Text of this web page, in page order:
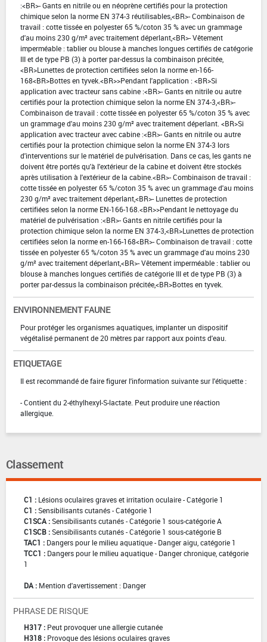
:<BR>- Gants en nitrile ou en néoprène certifiés pour la protection
chimique selon la norme EN 374-3 réutilisables,<BR>- Combinaison de
travail : cotte tissée en polyester 65 %/coton 35 % avec un grammage
d'au moins 230 g/m² avec traitement déperlant,<BR>- Vêtement
imperméable : tablier ou blouse à manches longues certifiés de catégorie
III et de type PB (3) à porter par-dessus la combinaison précitée,
<BR>Lunettes de protection certifiées selon la norme en-166-
168<BR>Bottes en tyvek.<BR>>Pendant l'application : <BR>Si
application avec tracteur sans cabine :<BR>- Gants en nitrile ou autre
certifiés pour la protection chimique selon la norme EN 374-3,<BR>-
Combinaison de travail : cotte tissée en polyester 65 %/coton 35 % avec
un grammage d'au moins 230 g/m² avec traitement déperlant. <BR>Si
application avec tracteur avec cabine :<BR>- Gants en nitrile ou autre
certifiés pour la protection chimique selon la norme EN 374-3 lors
d'interventions sur le matériel de pulvérisation. Dans ce cas, les gants ne
doivent être portés qu'à l'extérieur de la cabine et doivent être stockés
après utilisation à l'extérieur de la cabine.<BR>- Combinaison de travail :
cotte tissée en polyester 65 %/coton 35 % avec un grammage d'au moins
230 g/m² avec traitement déperlant,<BR>- Lunettes de protection
certifiées selon la norme EN-166-168.<BR>>Pendant le nettoyage du
matériel de pulvérisation :<BR>- Gants en nitrile certifiés pour la
protection chimique selon la norme EN 374-3,<BR>Lunettes de protection
certifiées selon la norme en-166-168<BR>- Combinaison de travail : cotte
tissée en polyester 65 %/coton 35 % avec un grammage d'au moins 230
g/m² avec traitement déperlant,<BR>- Vêtement imperméable : tablier ou
blouse à manches longues certifiés de catégorie III et de type PB (3) à
porter par-dessus la combinaison précitée,<BR>Bottes en tyvek.
ENVIRONNEMENT FAUNE
Pour protéger les organismes aquatiques, implanter un dispositif
végétalisé permanent de 20 mètres par rapport aux points d'eau.
ETIQUETAGE
Il est recommandé de faire figurer l'information suivante sur l'étiquette :
- Contient du 2-éthylhexyl-S-lactate. Peut produire une réaction
allergique.
Classement
C1 : Lésions oculaires graves et irritation oculaire - Catégorie 1
C1 :Sensibilisants cutanés - Catégorie 1
C1SCA :Sensibilisants cutanés - Catégorie 1 sous-catégorie A
C1SCB :Sensibilisants cutanés - Catégorie 1 sous-catégorie B
TAC1 : Dangers pour le milieu aquatique - Danger aigu, catégorie 1
TCC1 : Dangers pour le milieu aquatique - Danger chronique, catégorie
1
DA : Mention d'avertissement : Danger
PHRASE DE RISQUE
H317 : Peut provoquer une allergie cutanée
H318 : Provoque des lésions oculaires graves